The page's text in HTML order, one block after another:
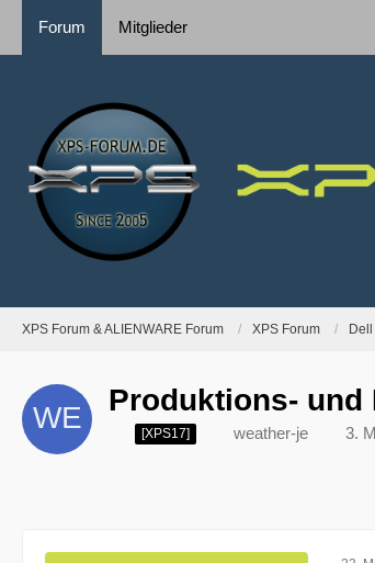
Forum Mitglieder
XPS Forum & ALIENWARE Forum XPS Forum
Produktions- und
[XPS17] weather-je 3.